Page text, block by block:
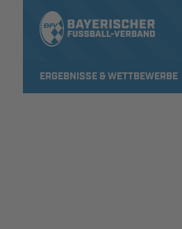
ERGEBNISSE & WETTBEWERBE